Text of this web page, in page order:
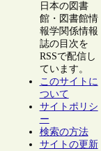
日本の図書
館・図書館情
報学関係情報
誌の目次を
RSSで配信し
ています。
このサイトに
ついて
サイトポリシ
ー
検索の方法
サイトの更新